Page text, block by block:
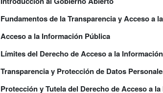
Fundamentos de la Transparencia y Acceso a
Acceso a la Información Pública
Límites del Derecho de Acceso a la Información
Transparencia y Protección de Datos
Protección y Tutela del Derecho de Acceso a